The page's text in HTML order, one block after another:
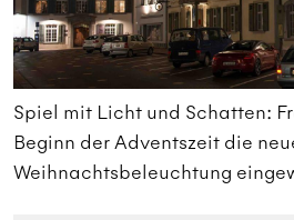
Spiel mit Licht und Schatten:
Beginn der Adventszeit die
Weihnachtsbeleuchtung